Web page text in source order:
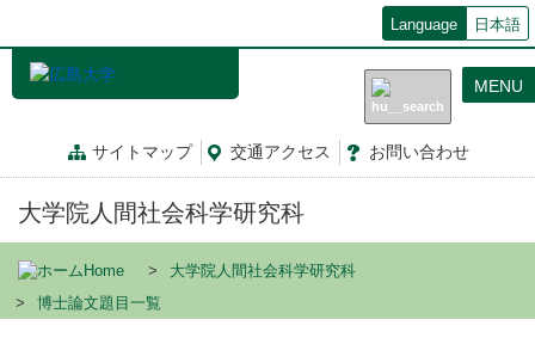
Language 日本語
サイトマップ 交通アクセス お問い合わせ
MENU
大学院人間社会科学研究科
Home
大学院人間社会科学研究科
博士論文題目一覧